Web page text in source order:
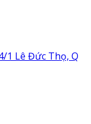
1 Lê Đức Thọ, Q